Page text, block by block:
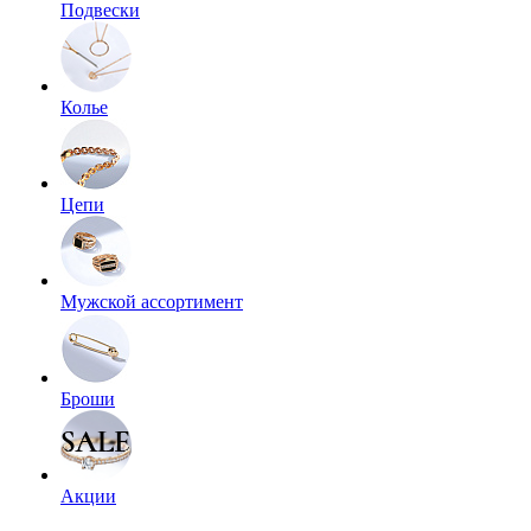
Подвески
Колье
Цепи
Мужской ассортимент
Броши
Акции